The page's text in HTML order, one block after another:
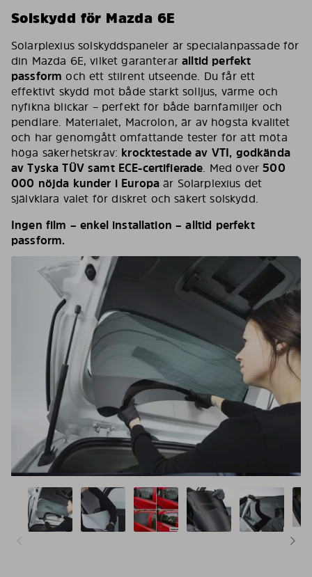
Solskydd för Mazda 6E
Solarplexius solskyddspaneler är specialanpassade för
din Mazda 6E, vilket garanteraralltid perfekt
passform och ett stilrent utseende. Du får ett
effektivt skydd mot både starkt solljus, värme och
nyfikna blickar – perfekt för både barnfamiljer och
pendlare. Materialet, Macrolon, är av högsta kvalitet
och har genomgått omfattande tester för att möta
höga säkerhetskrav: krocktestade av VTI, godkända
av Tyska TÜV samt ECE-certifierade. Med över500
000 nöjda kunder i Europa är Solarplexius det
självklara valet för diskret och säkert solskydd.
Ingen film – enkel installation – alltid perfekt
passform.